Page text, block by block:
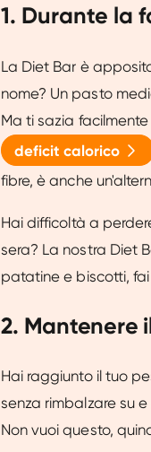
1. Durante la
La Diet Bar è
nome? Un pasto
Ma ti sazia
deficit calorico
fibre, è anche
Hai difficoltà a
sera? La nostra Diet
patatine e biscotti, fai
2. Mantenere
Hai raggiunto il tuo
senza rimbalzare su
Non vuoi questo,